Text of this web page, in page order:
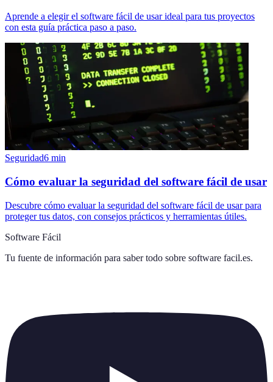
Aprende a elegir el software fácil de usar ideal para tus proyectos
con esta guía práctica paso a paso.
Seguridad6 min
Cómo evaluar la seguridad del software fácil de usar
Descubre cómo evaluar la seguridad del software fácil de usar para
proteger tus datos, con consejos prácticos y herramientas útiles.
Software Fácil
Tu fuente de información para saber todo sobre software facil.es.